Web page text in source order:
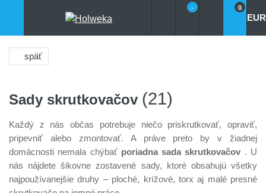
- 0
EUR
späť
Sady skrutkovačov (21)
Každý z nás občas potrebuje niečo priskrutkovať, opraviť,
pripevniť alebo zmontovať. A práve preto by v žiadnej
domácnosti nemala chýbať poriadna sada skrutkovačov . U
nás nájdete šikovne zostavené sady, ktoré obsahujú všetky
najpoužívanejšie druhy – ploché, krížové, torx aj malé presné